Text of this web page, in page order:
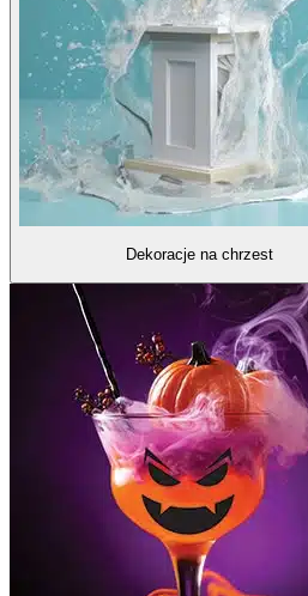
Dekoracje na chrzest